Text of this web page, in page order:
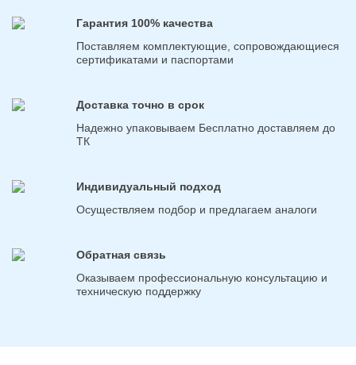
Гарантия 100% качества
Поставляем комплектующие, сопровождающиеся
сертификатами и паспортами
Доставка точно в срок
Надежно упаковываем Бесплатно доставляем до
ТК
Индивидуальный подход
Осуществляем подбор и предлагаем аналоги
Обратная связь
Оказываем профессиональную консультацию и
техническую поддержку